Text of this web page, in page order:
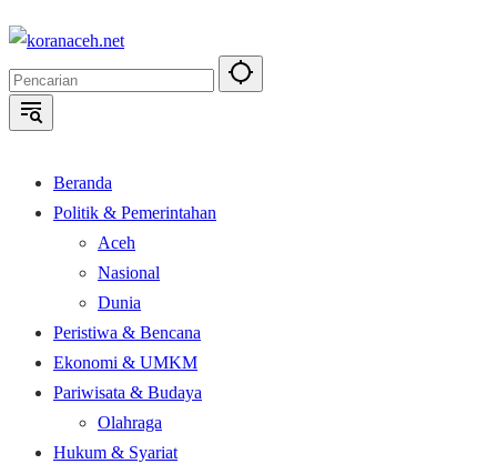
Langsung
konten
Beranda
Politik & Pemerintahan
Aceh
Nasional
Dunia
Peristiwa & Bencana
Ekonomi & UMKM
Pariwisata & Budaya
Olahraga
Hukum & Syariat